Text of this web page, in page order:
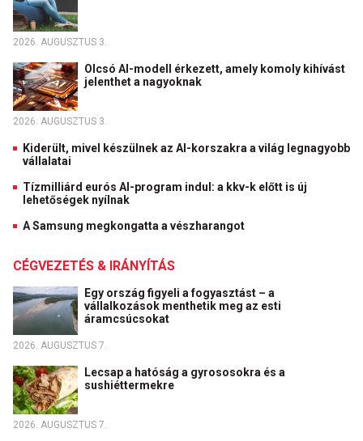
2026. AUGUSZTUS 3.
Olcsó AI-modell érkezett, amely komoly kihívást
jelenthet a nagyoknak
2026. AUGUSZTUS 3.
Kiderült, mivel készülnek az AI-korszakra a világ legnagyobb
vállalatai
Tízmilliárd eurós AI-program indul: a kkv-k előtt is új
lehetőségek nyílnak
A Samsung megkongatta a vészharangot
CÉGVEZETÉS & IRÁNYÍTÁS
Egy ország figyeli a fogyasztást – a
vállalkozások menthetik meg az esti
áramcsúcsokat
2026. AUGUSZTUS 7.
Lecsap a hatóság a gyrososokra és a
sushiéttermekre
2026. AUGUSZTUS 7.